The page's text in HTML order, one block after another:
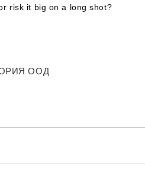
risk it big on a long shot?
ООД